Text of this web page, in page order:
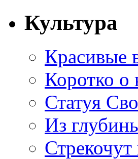
Культура
Красивые
Коротко о
Статуя
Из